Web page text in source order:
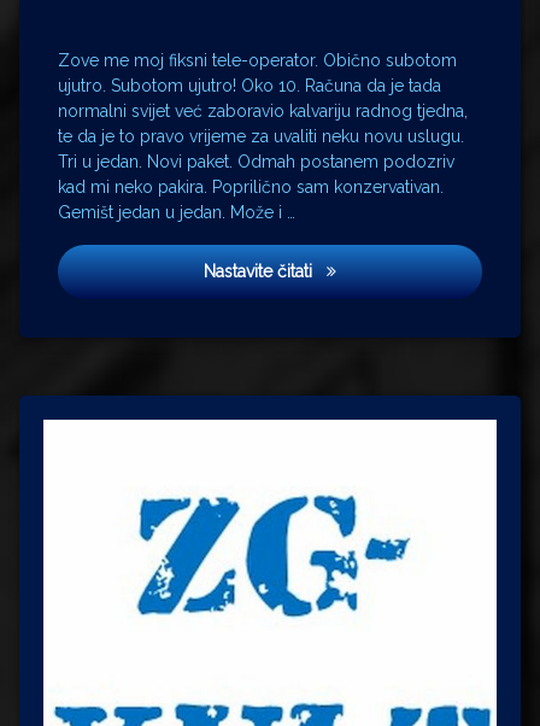
Zove me moj fiksni tele-operator. Obično subotom
ujutro. Subotom ujutro! Oko 10. Računa da je tada
normalni svijet već zaboravio kalvariju radnog tjedna,
te da je to pravo vrijeme za uvaliti neku novu uslugu.
Tri u jedan. Novi paket. Odmah postanem podozriv
kad mi neko pakira. Poprilično sam konzervativan.
Gemišt jedan u jedan. Može i …
Nastavite čitatiTri u jedan